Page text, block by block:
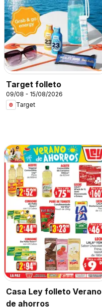
Target folleto
09/08 - 15/08/2026
Target
Casa Ley folleto Verano
de ahorros